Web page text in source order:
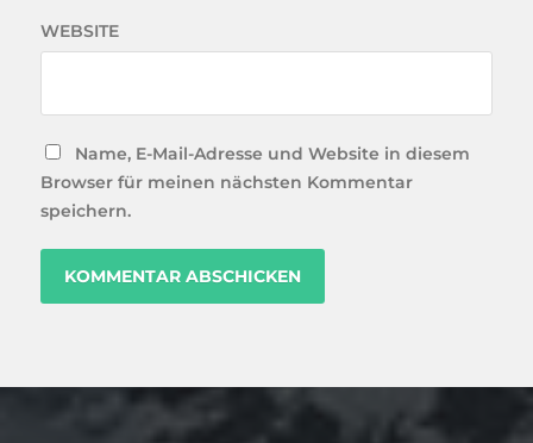
WEBSITE
Name, E-Mail-Adresse und Website in diesem
Browser für meinen nächsten Kommentar
speichern.